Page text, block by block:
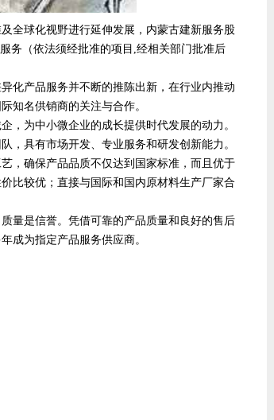
全球化视野进行延伸发展，内蒙古建新服务股
务（依法须经批准的项目,经相关部门批准后
化产品服务并不断的推陈出新，在行业内推动
知名供销商的关注与合作。
，为中小微企业的成长提供时代发展的动力。
，具有市场开发、专业服务和研发创新能力。
，确保产品品质不仅达到国家标准，而且优于
比较优；直接与国际和国内原材料生产厂家合
量是信誉。凭借可靠的产品质量和良好的售后
成为指定产品服务供应商。